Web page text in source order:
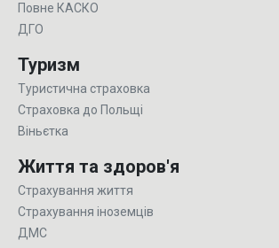
Повне КАСКО
ДГО
Туризм
Туристична страховка
Страховка до Польщі
Віньєтка
Життя та здоров'я
Страхування життя
Страхування іноземців
ДМС